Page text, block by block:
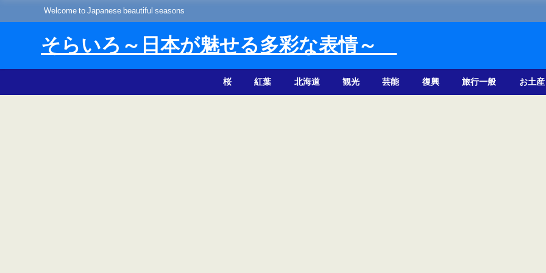
Welcome to Japanese beautiful seasons
そらいろ～日本が魅せる多彩な表情～
桜 紅葉 北海道 観光 芸能 復興 旅行一般 お土